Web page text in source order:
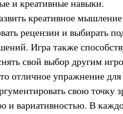
и креативные навыки.
креативное
рецензии и выбирать
Игра также
свой выбор другим
отличное упражнение для
свою точку
и вариативностью. В